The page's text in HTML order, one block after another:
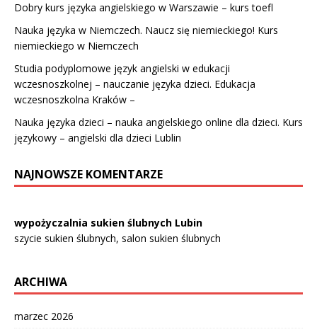
Dobry kurs języka angielskiego w Warszawie – kurs toefl
Nauka języka w Niemczech. Naucz się niemieckiego! Kurs
niemieckiego w Niemczech
Studia podyplomowe język angielski w edukacji
wczesnoszkolnej – nauczanie języka dzieci. Edukacja
wczesnoszkolna Kraków –
Nauka języka dzieci – nauka angielskiego online dla dzieci. Kurs
językowy – angielski dla dzieci Lublin
NAJNOWSZE KOMENTARZE
wypożyczalnia sukien ślubnych Lubin
szycie sukien ślubnych, salon sukien ślubnych
ARCHIWA
marzec 2026